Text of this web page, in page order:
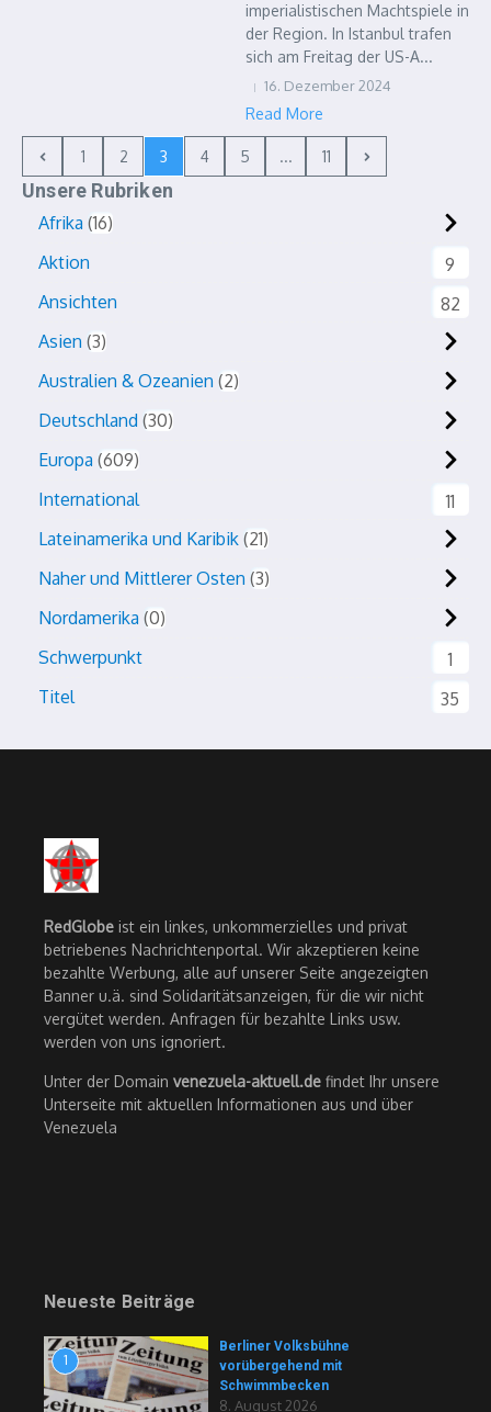
imperialistischen Machtspiele in
der Region. In Istanbul trafen
sich am Freitag der US-A...
16. Dezember 2024
Read More
1 2 3 4 5 ... 11
Unsere Rubriken
Afrika 16
Aktion
9
Ansichten
82
Asien 3
Australien & Ozeanien 2
Deutschland 30
Europa 609
International
11
Lateinamerika und Karibik 21
Naher und Mittlerer Osten 3
Nordamerika 0
Schwerpunkt
1
Titel
35
RedGlobe ist ein linkes, unkommerzielles und privat
betriebenes Nachrichtenportal. Wir akzeptieren keine
bezahlte Werbung, alle auf unserer Seite angezeigten
Banner u.ä. sind Solidaritätsanzeigen, für die wir nicht
vergütet werden. Anfragen für bezahlte Links usw.
werden von uns ignoriert.
Unter der Domain venezuela-aktuell.de findet Ihr unsere
Unterseite mit aktuellen Informationen aus und über
Venezuela
Neueste Beiträge
1
Berliner Volksbühne
vorübergehend mit
Schwimmbecken
8. August 2026